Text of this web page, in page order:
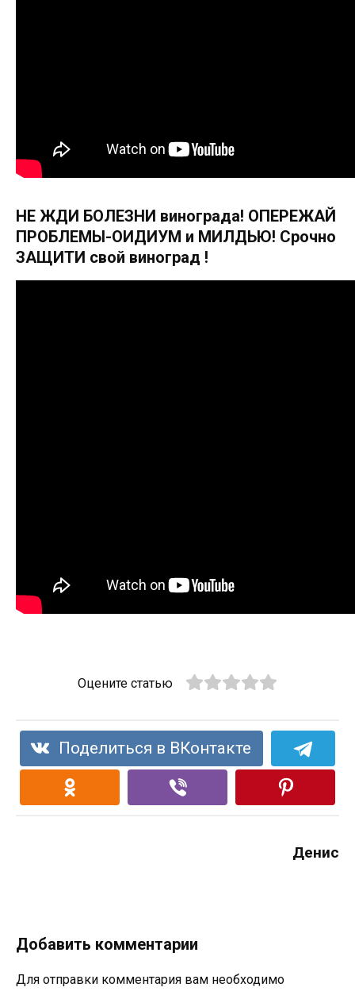
НЕ ЖДИ БОЛЕЗНИ винограда! ОПЕРЕЖАЙ
ПРОБЛЕМЫ-ОИДИУМ и МИЛДЬЮ! Срочно
ЗАЩИТИ свой виноград !
Оцените статью
Поделиться в ВКонтакте
Денис
Добавить комментарии
Для отправки комментария вам необходимо